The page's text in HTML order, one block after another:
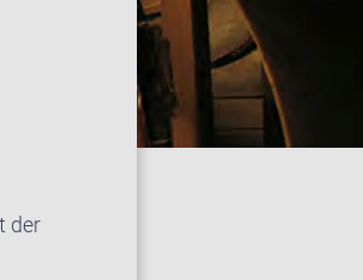
der